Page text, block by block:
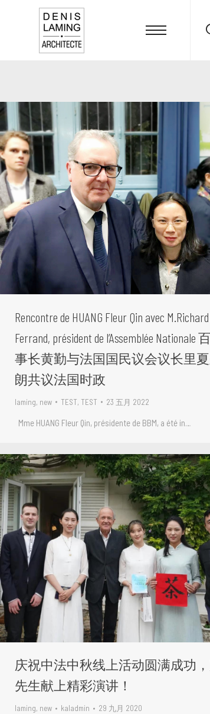
Rencontre de HUANG Fleur Qin avec M.Richard
Ferrand, président de l’Assemblée Nationale
事长黄勤与法国国民议会议长里夏
朗共议法国时政
laming, new TEST, TEST 23 五月 2022
Mme HUANG Fleur Qin, présidente de BBM, a été in…
庆祝中法中秋线上活动圆满成功
先生献上精彩演讲！
laming, new kaladmin 29 九月 2020